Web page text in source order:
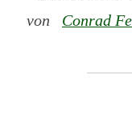
von
Conrad